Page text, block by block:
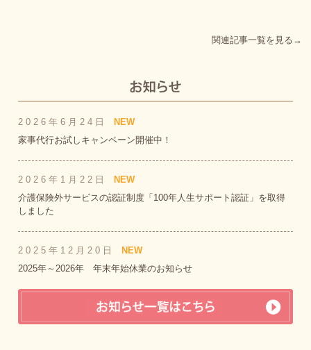
関連記事一覧を見る→
2026年6月24日
NEW
家事代行お試しキャンペーン開催中！
2026年1月22日
NEW
介護保険外サービスの認証制度「100年人生サポート認証」を取得
しました
2025年12月20日
NEW
2025年～2026年 年末年始休業のお知らせ